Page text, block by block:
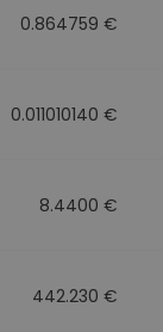
0.864759 €
0.011010140 €
8.4400 €
442.230 €